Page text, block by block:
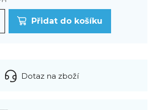
Přidat do košíku
Dotaz na zboží